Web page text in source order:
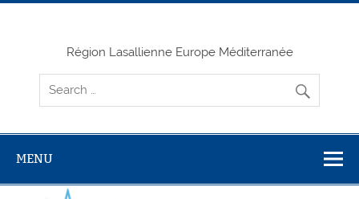
Skip
Région Lasallienne Europe Méditerranée
MENU